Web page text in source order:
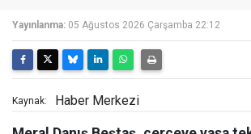
Yayınlanma: 05 Ağustos 2026 Çarşamba 22:12
Kaynak: Haber Merkezi